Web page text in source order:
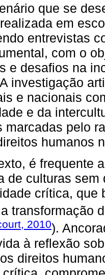
que se
em
entrevistas
com o
e desafios na
investigação
e nacionais
e da
marcadas pelo
humanos
é frequente
de culturas sem
crítica, que
transformação
2010).
à reflexão
direitos